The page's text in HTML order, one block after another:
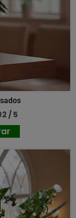
/ 5